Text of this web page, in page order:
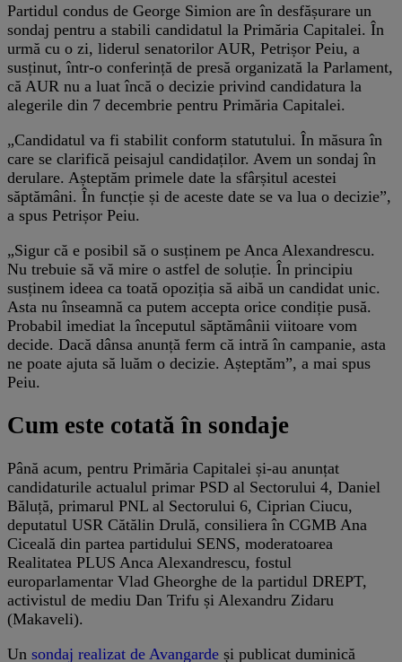
Partidul condus de George Simion are în desfășurare un
sondaj pentru a stabili candidatul la Primăria Capitalei. În
urmă cu o zi, liderul senatorilor AUR, Petrișor Peiu, a
susținut, într-o conferință de presă organizată la Parlament,
că AUR nu a luat încă o decizie privind candidatura la
alegerile din 7 decembrie pentru Primăria Capitalei.
„Candidatul va fi stabilit conform statutului. În măsura în
care se clarifică peisajul candidaților. Avem un sondaj în
derulare. Așteptăm primele date la sfârșitul acestei
săptămâni. În funcție și de aceste date se va lua o decizie”,
a spus Petrișor Peiu.
„Sigur că e posibil să o susținem pe Anca Alexandrescu.
Nu trebuie să vă mire o astfel de soluție. În principiu
susținem ideea ca toată opoziția să aibă un candidat unic.
Asta nu înseamnă ca putem accepta orice condiție pusă.
Probabil imediat la începutul săptămânii viitoare vom
decide. Dacă dânsa anunță ferm că intră în campanie, asta
ne poate ajuta să luăm o decizie. Așteptăm”, a mai spus
Peiu.
Cum este cotată în sondaje
Până acum, pentru Primăria Capitalei și-au anunțat
candidaturile actualul primar PSD al Sectorului 4, Daniel
Băluță, primarul PNL al Sectorului 6, Ciprian Ciucu,
deputatul USR Cătălin Drulă, consiliera în CGMB Ana
Ciceală din partea partidului SENS, moderatoarea
Realitatea PLUS Anca Alexandrescu, fostul
europarlamentar Vlad Gheorghe de la partidul DREPT,
activistul de mediu Dan Trifu și Alexandru Zidaru
(Makaveli).
Un sondaj realizat de Avangarde și publicat duminică